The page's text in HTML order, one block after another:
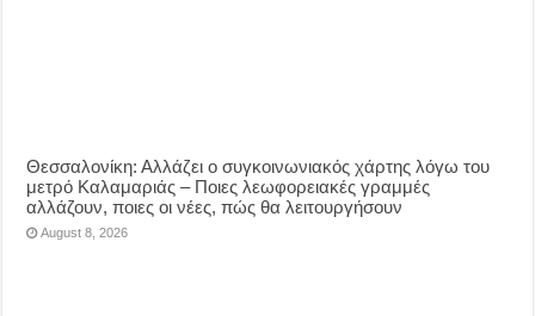
Θεσσαλονίκη: Αλλάζει ο συγκοινωνιακός χάρτης λόγω του
μετρό Καλαμαριάς – Ποιες λεωφορειακές γραμμές
αλλάζουν, ποιες οι νέες, πώς θα λειτουργήσουν
August 8, 2026